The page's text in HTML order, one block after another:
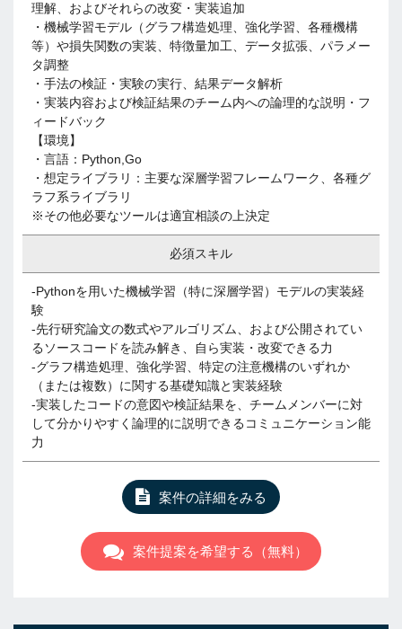
理解、およびそれらの改変・実装追加
・機械学習モデル（グラフ構造処理、強化学習、各種機構
等）や損失関数の実装、特徴量加工、データ拡張、パラメー
タ調整
・手法の検証・実験の実行、結果データ解析
・実装内容および検証結果のチーム内への論理的な説明・フ
ィードバック
【環境】
・言語：Python,Go
・想定ライブラリ：主要な深層学習フレームワーク、各種グ
ラフ系ライブラリ
※その他必要なツールは適宜相談の上決定
必須スキル
-Pythonを用いた機械学習（特に深層学習）モデルの実装経
験
-先行研究論文の数式やアルゴリズム、および公開されてい
るソースコードを読み解き、自ら実装・改変できる力
-グラフ構造処理、強化学習、特定の注意機構のいずれか
（または複数）に関する基礎知識と実装経験
-実装したコードの意図や検証結果を、チームメンバーに対
して分かりやすく論理的に説明できるコミュニケーション能
力
案件の詳細をみる
案件提案を希望する（無料）